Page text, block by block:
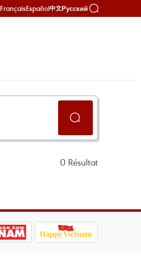
FrançaisEspañol中文Русский
0 Résultat